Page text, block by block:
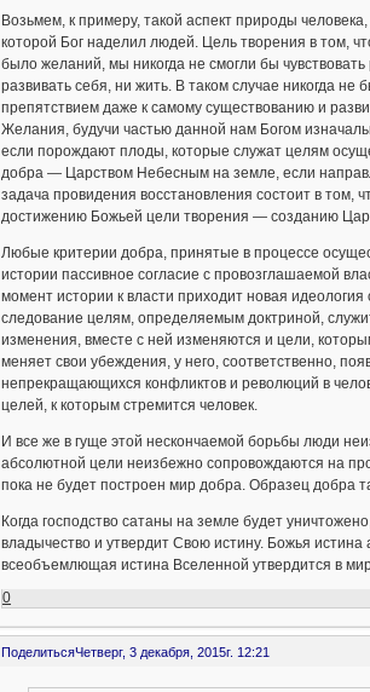
Возьмем, к примеру, такой аспект природы
которой Бог наделил людей. Цель творения в том,
было желаний, мы никогда не смогли бы
развивать себя, ни жить. В таком случае никогда
препятствием даже к самому существованию и
Желания, будучи частью данной нам Богом
если порождают плоды, которые служат целям
добра — Царством Небесным на земле, если
задача провидения восстановления состоит в том,
достижению Божьей цели творения — созданию
Любые критерии добра, принятые в процессе
истории пассивное согласие с провозглашаемой
момент истории к власти приходит новая
следование целям, определяемым доктриной,
изменения, вместе с ней изменяются и цели,
меняет свои убеждения, у него, соответственно,
непрекращающихся конфликтов и революций в
целей, к которым стремится человек.
И все же в гуще этой нескончаемой борьбы люди
абсолютной цели неизбежно сопровождаются на
пока не будет построен мир добра. Образец добра
Когда господство сатаны на земле будет
владычество и утвердит Свою истину. Божья
всеобъемлющая истина Вселенной утвердится в
0
ПоделитьсяЧетверг, 3 декабря, 2015г. 12:21